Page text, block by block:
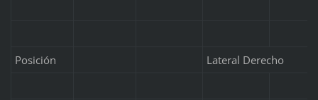
Posición Lateral Derecho